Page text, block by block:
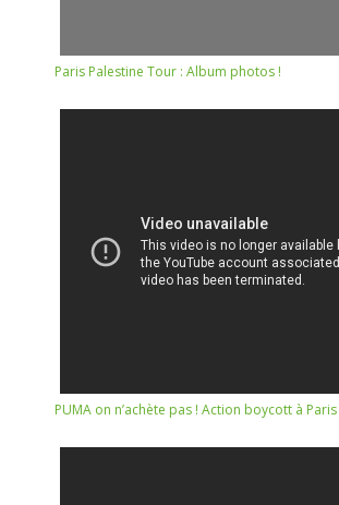
Paris Palestine Tour : Album photos !
PUMA on n’achète pas ! Action boycott à Paris